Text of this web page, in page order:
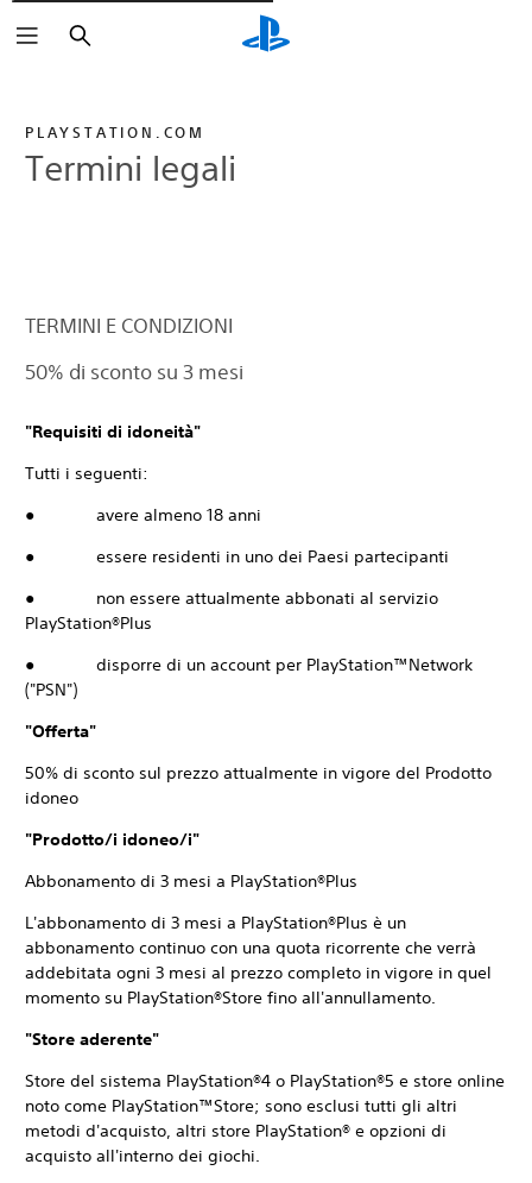
Cerca
PLAYSTATION.COM
Termini legali
TERMINI E CONDIZIONI
50% di sconto su 3 mesi
"Requisiti di idoneità"
Tutti i seguenti:
● avere almeno 18 anni
● essere residenti in uno dei Paesi partecipanti
● non essere attualmente abbonati al servizio
PlayStation®Plus
● disporre di un account per PlayStation™Network
("PSN")
"Offerta"
50% di sconto sul prezzo attualmente in vigore del Prodotto
idoneo
"Prodotto/i idoneo/i"
Abbonamento di 3 mesi a PlayStation®Plus
L'abbonamento di 3 mesi a PlayStation®Plus è un
abbonamento continuo con una quota ricorrente che verrà
addebitata ogni 3 mesi al prezzo completo in vigore in quel
momento su PlayStation®Store fino all'annullamento.
"Store aderente"
Store del sistema PlayStation®4 o PlayStation®5 e store online
noto come PlayStation™Store; sono esclusi tutti gli altri
metodi d'acquisto, altri store PlayStation® e opzioni di
acquisto all'interno dei giochi.